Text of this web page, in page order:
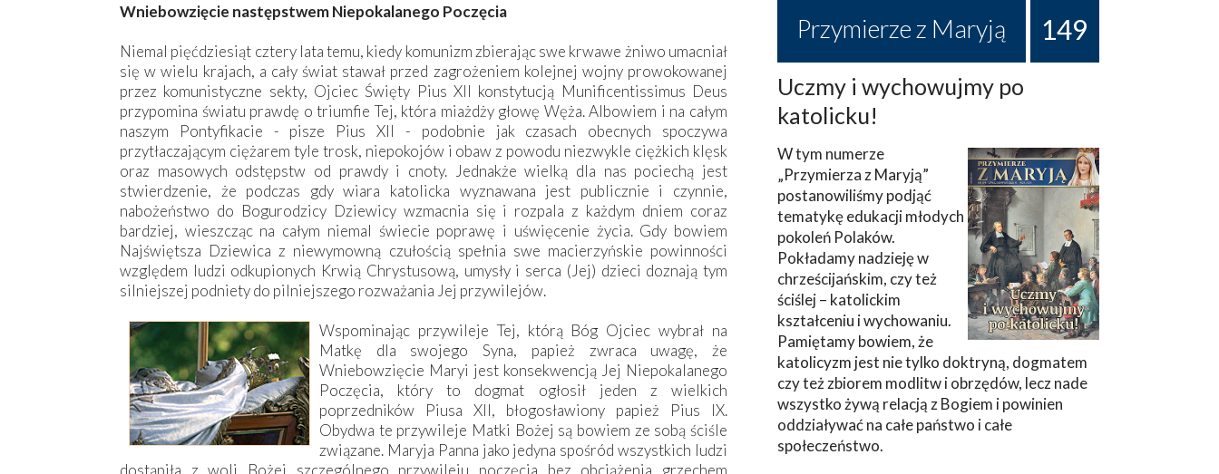
Wniebowzięcie następstwem Niepokalanego Poczęcia
Niemal pięćdziesiąt cztery lata temu, kiedy komunizm zbierając swe krwawe żniwo umacniał
się w wielu krajach, a cały świat stawał przed zagrożeniem kolejnej wojny prowokowanej
przez komunistyczne sekty, Ojciec Święty Pius XII konstytucją Munificentissimus Deus
przypomina światu prawdę o triumfie Tej, która miażdży głowę Węża. Albowiem i na całym
naszym Pontyfikacie - pisze Pius XII - podobnie jak czasach obecnych spoczywa
przytłaczającym ciężarem tyle trosk, niepokojów i obaw z powodu niezwykle ciężkich klęsk
oraz masowych odstępstw od prawdy i cnoty. Jednakże wielką dla nas pociechą jest
stwierdzenie, że podczas gdy wiara katolicka wyznawana jest publicznie i czynnie,
nabożeństwo do Bogurodzicy Dziewicy wzmacnia się i rozpala z każdym dniem coraz
bardziej, wieszcząc na całym niemal świecie poprawę i uświęcenie życia. Gdy bowiem
Najświętsza Dziewica z niewymowną czułością spełnia swe macierzyńskie powinności
względem ludzi odkupionych Krwią Chrystusową, umysły i serca (Jej) dzieci doznają tym
silniejszej podniety do pilniejszego rozważania Jej przywilejów.
Wspominając przywileje Tej, którą Bóg Ojciec wybrał na
Matkę dla swojego Syna, papież zwraca uwagę, że
Wniebowzięcie Maryi jest konsekwencją Jej Niepokalanego
Poczęcia, który to dogmat ogłosił jeden z wielkich
poprzedników Piusa XII, błogosławiony papież Pius IX.
Obydwa te przywileje Matki Bożej są bowiem ze sobą ściśle
związane. Maryja Panna jako jedyna spośród wszystkich ludzi
dostąpiła z woli Bożej szczególnego przywileju poczęcia bez obciążenia grzechem
Przymierze z Maryją 149
Uczmy i wychowujmy po
katolicku!
W tym numerze
„Przymierza z Maryją”
postanowiliśmy podjąć
tematykę edukacji młodych
pokoleń Polaków.
Pokładamy nadzieję w
chrześcijańskim, czy też
ściślej – katolickim
kształceniu i wychowaniu.
Pamiętamy bowiem, że
katolicyzm jest nie tylko doktryną, dogmatem
czy też zbiorem modlitw i obrzędów, lecz nade
wszystko żywą relacją z Bogiem i powinien
oddziaływać na całe państwo i całe
społeczeństwo.